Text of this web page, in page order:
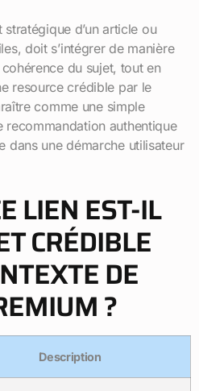
d’un article ou
doit s’intégrer de manière
du sujet, tout en
resource crédible par le
comme une simple
authentique
dans une démarche utilisateur
LIEN EST-IL
CRÉDIBLE
DE
?
Description